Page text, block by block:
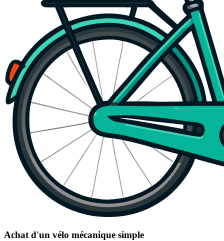
Achat d'un vélo mécanique simple